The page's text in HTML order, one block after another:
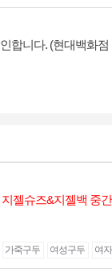
합니다. (현대백화점
젤슈즈&지젤백 중
가죽구두 여성구두 여